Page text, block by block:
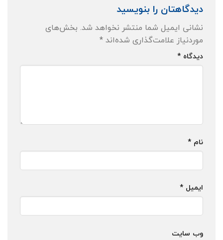
دیدگاهتان را بنویسید
نشانی ایمیل شما منتشر نخواهد شد. بخش‌های
موردنیاز علامت‌گذاری شده‌اند*
دیدگاه *
نام *
ایمیل *
وب‌ سایت